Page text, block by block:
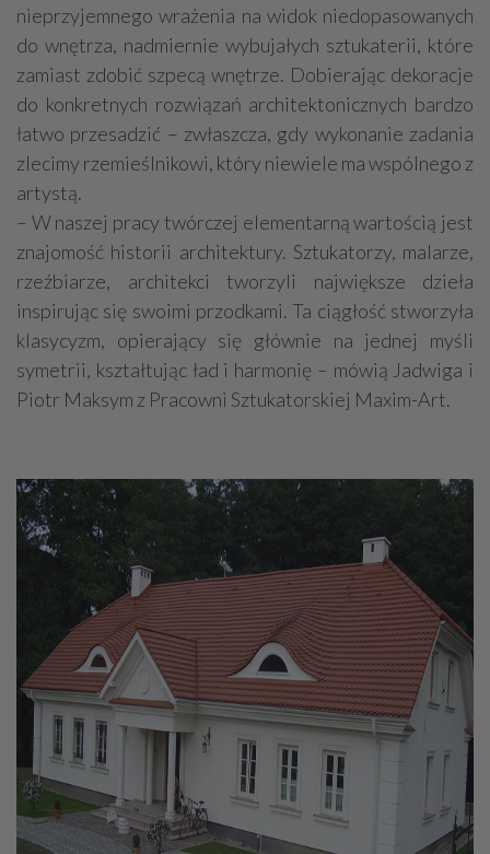
nieprzyjemnego wrażenia na widok niedopasowanych
do wnętrza, nadmiernie wybujałych sztukaterii, które
zamiast zdobić szpecą wnętrze. Dobierając dekoracje
do konkretnych rozwiązań architektonicznych bardzo
łatwo przesadzić – zwłaszcza, gdy wykonanie zadania
zlecimy rzemieślnikowi, który niewiele ma wspólnego z
artystą.
– W naszej pracy twórczej elementarną wartością jest
znajomość historii architektury. Sztukatorzy, malarze,
rzeźbiarze, architekci tworzyli największe dzieła
inspirując się swoimi przodkami. Ta ciągłość stworzyła
klasycyzm, opierający się głównie na jednej myśli
symetrii, kształtując ład i harmonię – mówią Jadwiga i
Piotr Maksym z Pracowni Sztukatorskiej Maxim-Art.